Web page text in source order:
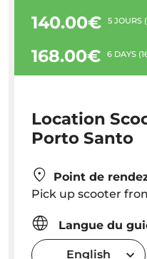
140.00€ 5 JOURS
168.00€ 6 DAYS
Location
Porto Santo
Point de
Pick up scooter from 09h to 19h00 at: 1 - VILA BALEIRA: Auto Acessorios
Langue du
English